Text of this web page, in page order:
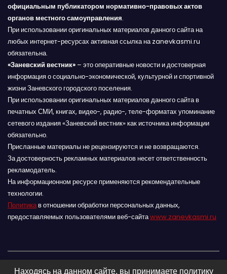
официальным публикатором нормативно-правовых актов
органов местного самоуправления.
При использовании оригинальных материалов данного сайта на
любых интернет-ресурсах активная ссылка на zanevkasmi.ru
обязательна.
«Заневский вестник» – это оперативные новости и достоверная
информация о социально-экономической, культурной и спортивной
жизни Заневского городского поселения.
При использовании оригинальных материалов данного сайта в
печатных СМИ, книгах, видео-, радио-, теле-форматах упоминание
сетевого издания «Заневский вестник» как источника информации
обязательно.
Присланные материалы не рецензируются и не возвращаются.
За достоверность рекламных материалов несет ответственность
рекламодатель.
На информационном ресурсе применяются рекомендательные
технологии.
Политикав отношении обработки персональных данных,
предоставляемых пользователями веб-сайтаwww.zanevkasmi.ru
Находясь на данном сайте, вы принимаете политику